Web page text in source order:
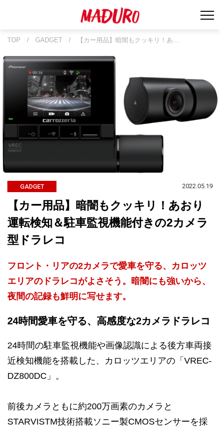
TOP / GADGET / 【カー用品】暗闇もクッキリ！あ…
GADGET 2022.05.19
【カー用品】暗闇もクッキリ！あおり
運転検知＆駐車監視機能付きの2カメラ
型ドラレコ
フロント・リアの2カメラで愛車を守る、カロッツ
エリアのドラレコがよさそう。暗闇にも強いから、
夜間の記録も鮮明に写せます。
24時間愛車を守る、高感度な2カメラドラレコ
24時間の駐車監視機能や画像認識による後方車両接
近検知機能を搭載した、カロッツエリアの「VREC-
DZ800DC」。
前後カメラともに約200万画素のカメラと
STARVISTM技術搭載ソニー製CMOSセンサーを採